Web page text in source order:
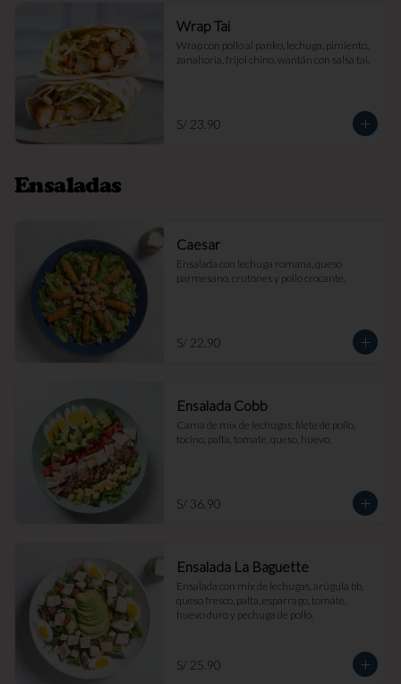
Wrap Tai
Wrap con pollo al panko, lechuga, pimiento,
zanahoria, frijol chino, wantán con salsa tai.
S/ 23.90
Ensaladas
Caesar
Ensalada con lechuga romana, queso
parmesano, crutones y pollo crocante.
S/ 22.90
Ensalada Cobb
Cama de mix de lechugas, filete de pollo,
tocino, palta, tomate, queso, huevo.
S/ 36.90
Ensalada La Baguette
Ensalada con mix de lechugas, arúgula bb,
queso fresco, palta, espárrago, tomate,
huevo duro y pechuga de pollo.
S/ 25.90